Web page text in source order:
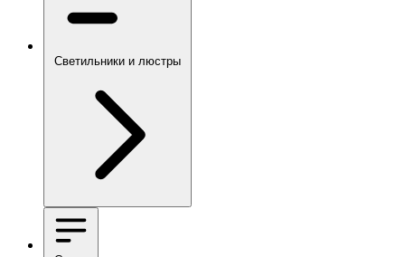
Светильники и люстры